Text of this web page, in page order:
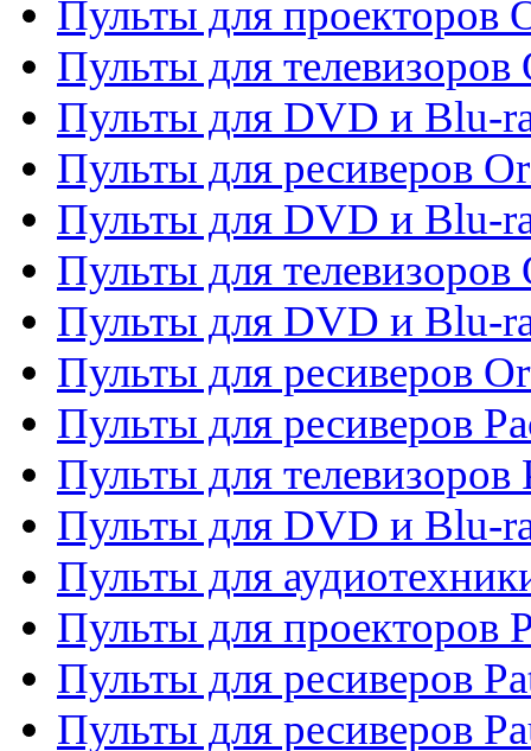
Пульты для проекторов
Пульты для телевизоров
Пульты для DVD и Blu-
Пульты для ресиверов
Пульты для DVD и Blu-
Пульты для телевизоров
Пульты для DVD и Blu-
Пульты для ресиверов
Пульты для ресиверов
Пульты для телевизоров
Пульты для DVD и Blu-
Пульты для
Пульты для проекторов
Пульты для ресиверов
Пульты для ресиверов